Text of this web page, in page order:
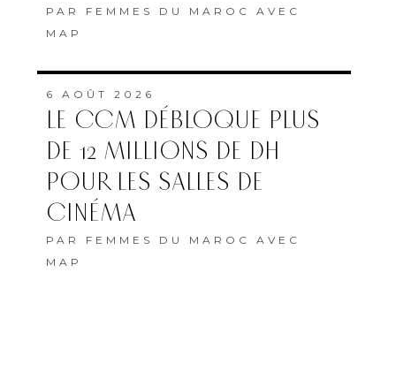
PAR FEMMES DU MAROC AVEC
MAP
6 AOÛT 2026
LE CCM DÉBLOQUE PLUS
DE 12 MILLIONS DE DH
POUR LES SALLES DE
CINÉMA
PAR FEMMES DU MAROC AVEC
MAP